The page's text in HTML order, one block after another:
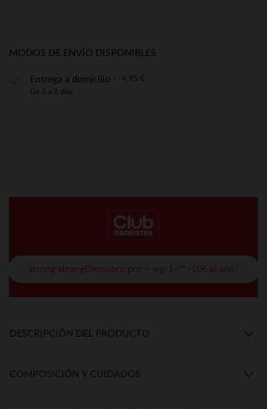
MODOS DE ENVÍO DISPONIBLES
Entrega a domicilio 4,95 €
De 5 a 8 días
strong strongDescubro por < wg-1="">10€ al año*
DESCRIPCIÓN DEL PRODUCTO
COMPOSICIÓN Y CUIDADOS